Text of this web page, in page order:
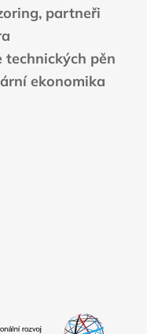
partneři
technických pěn
ekonomika